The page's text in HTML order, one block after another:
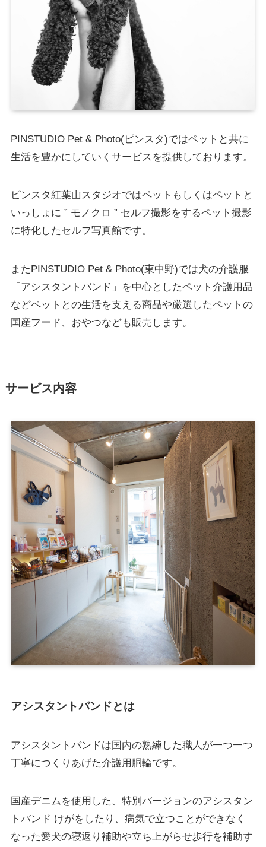
PINSTUDIO Pet & Photo(ピンスタ)ではペットと共に
生活を豊かにしていくサービスを提供しております。
ピンスタ紅葉山スタジオではペットもしくはペットと
いっしょに ” モノクロ ” セルフ撮影をするペット撮影
に特化したセルフ写真館です。
またPINSTUDIO Pet & Photo(東中野)では犬の介護服
「アシスタントバンド」を中心としたペット介護用品
などペットとの生活を支える商品や厳選したペットの
国産フード、おやつなども販売します。
サービス内容
アシスタントバンドとは
アシスタントバンドは国内の熟練した職人が一つ一つ
丁寧につくりあげた介護用胴輪です。
国産デニムを使用した、特別バージョンのアシスタン
トバンド けがをしたり、病気で立つことができなく
なった愛犬の寝返り補助や立ち上がらせ歩行を補助す